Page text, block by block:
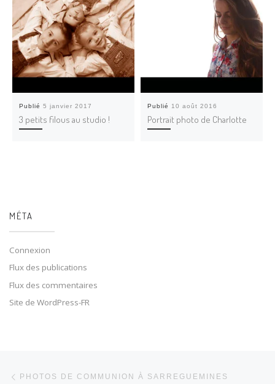
Publié 5 janvier 2017
3 petits filous au studio !
Publié 10 août 2016
Portrait photo de Charlotte
MÉTA
Connexion
Flux des publications
Flux des commentaires
Site de WordPress-FR
Parcourir les articles
PHOTOS DE COMMUNION À SARREGUEMINES